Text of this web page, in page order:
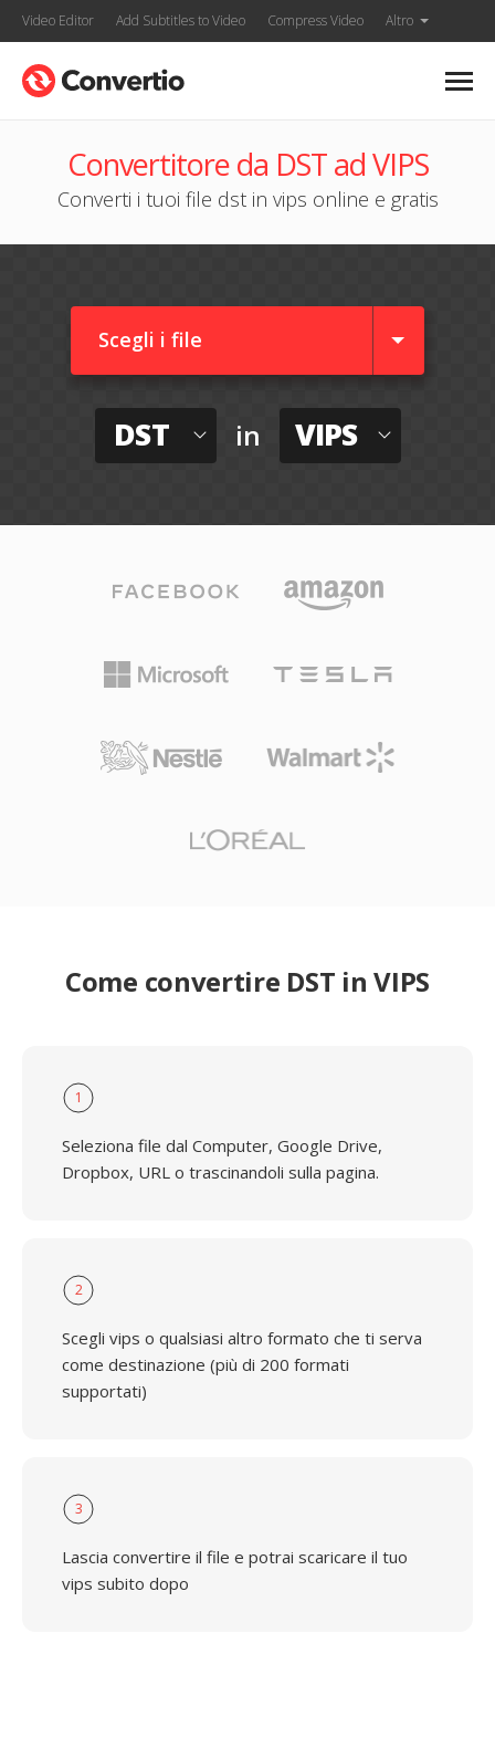
Video Editor Add Subtitles to Video Compress Video Altro
Convertitore da DST ad VIPS
Converti i tuoi file dst in vips online e gratis
Scegli i file
DST in VIPS
Come convertire DST in VIPS
1
Seleziona file dal Computer, Google Drive,
Dropbox, URL o trascinandoli sulla pagina.
2
Scegli vips o qualsiasi altro formato che ti serva
come destinazione (più di 200 formati
supportati)
3
Lascia convertire il file e potrai scaricare il tuo
vips subito dopo